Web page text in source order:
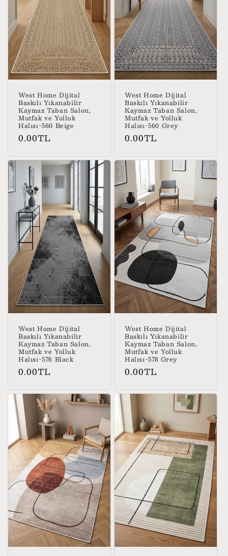
o
n
:
West Home Dijital
Baskılı Yıkanabilir
Kaymaz Taban Salon,
Mutfak ve Yolluk
Halısı-560 Beige
Normal
0.00TL
West Home Dijital
Baskılı Yıkanabilir
Kaymaz Taban Salon,
Mutfak ve Yolluk
Halısı-560 Grey
Normal
0.00TL
West Home Dijital
Baskılı Yıkanabilir
Kaymaz Taban Salon,
Mutfak ve Yolluk
Halısı-576 Black
Normal
0.00TL
West Home Dijital
Baskılı Yıkanabilir
Kaymaz Taban Salon,
Mutfak ve Yolluk
Halısı-578 Grey
Normal
0.00TL